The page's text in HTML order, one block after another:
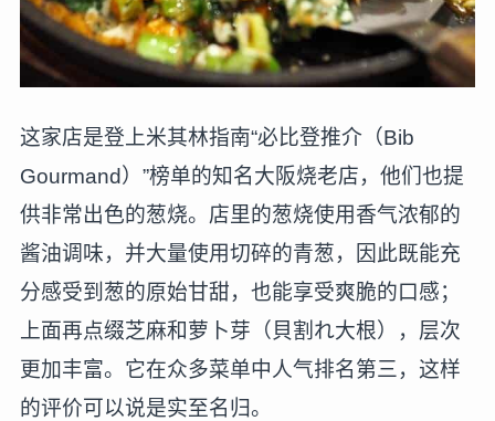
这家店是登上米其林指南“必比登推介（Bib
Gourmand）”榜单的知名大阪烧老店，他们也提
供非常出色的葱烧。店里的葱烧使用香气浓郁的
酱油调味，并大量使用切碎的青葱，因此既能充
分感受到葱的原始甘甜，也能享受爽脆的口感；
上面再点缀芝麻和萝卜芽（貝割れ大根），层次
更加丰富。它在众多菜单中人气排名第三，这样
的评价可以说是实至名归。